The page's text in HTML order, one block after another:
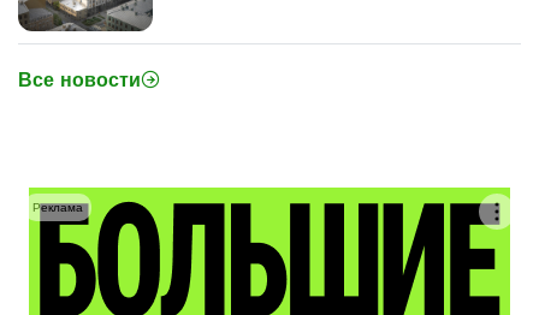
Все новости
Реклама